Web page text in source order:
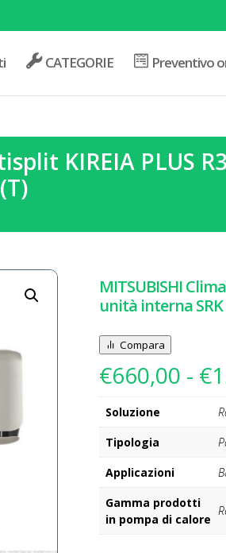
CATEGORIE Preventivo
KIREIA PLUS
MITSUBISHI
unità interna SRK
Compara
€660,00 - €
Soluzione
Tipologia
Applicazioni
Gamma prodotti
in pompa di calore